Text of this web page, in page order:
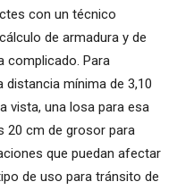
con un técnico
de armadura y de
complicado. Para
distancia mínima de 3,10
vista, una losa para esa
20 cm de grosor para
que puedan afectar
de uso para tránsito de